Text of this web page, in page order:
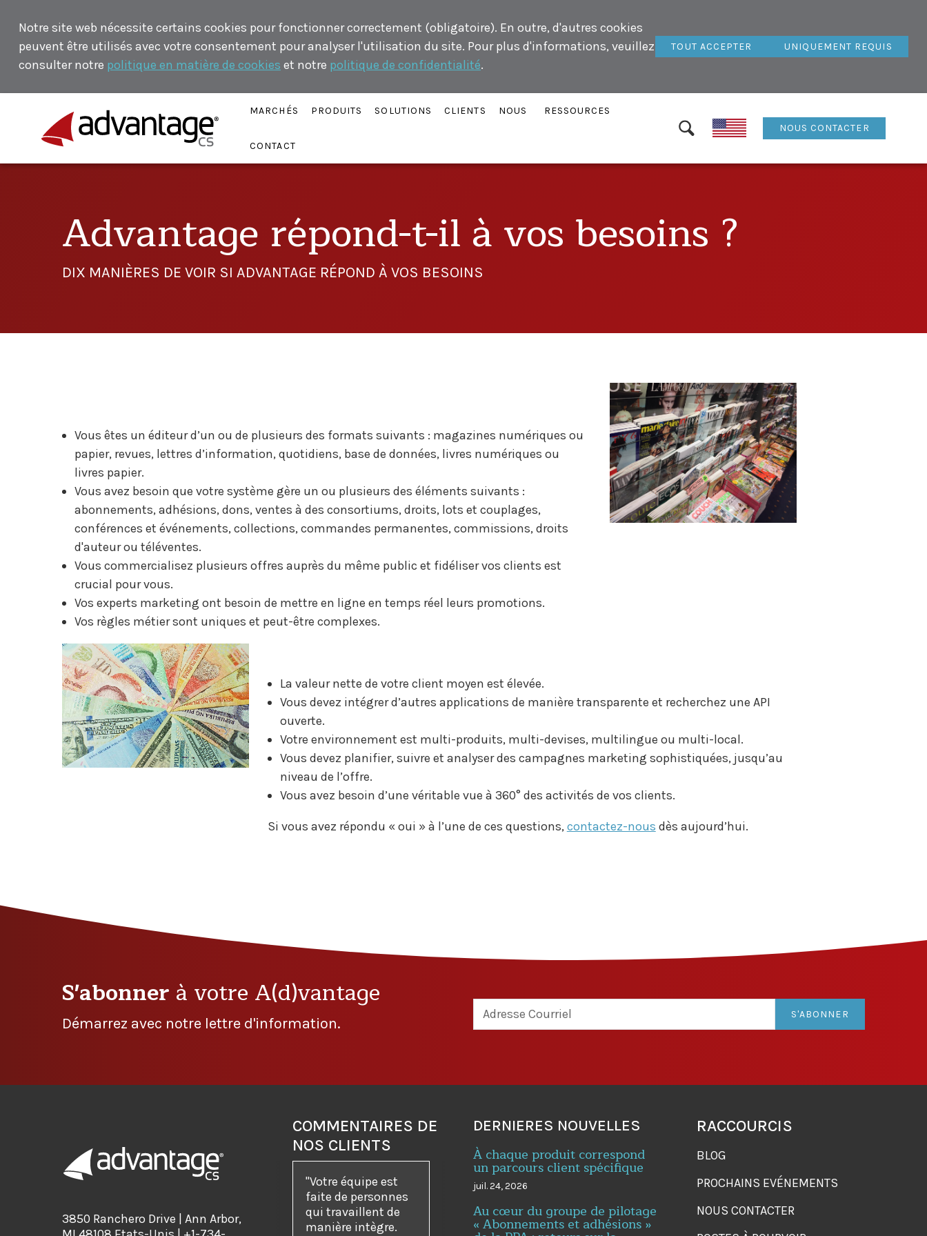
Notre site web nécessite certains cookies pour fonctionner correctement (obligatoire). En outre, d'autres cookies
peuvent être utilisés avec votre consentement pour analyser l'utilisation du site. Pour plus d'informations, veuillez
consulter notre politique en matière de cookies et notre politique de confidentialité.
TOUT ACCEPTER UNIQUEMENT REQUIS
MARCHÉS PRODUITS SOLUTIONS CLIENTS NOUS RESSOURCES
CONTACT
NOUS CONTACTER
Advantage répond-t-il à vos besoins ?
DIX MANIÈRES DE VOIR SI ADVANTAGE RÉPOND À VOS BESOINS
Vous êtes un éditeur d’un ou de plusieurs des formats suivants : magazines numériques ou
papier, revues, lettres d’information, quotidiens, base de données, livres numériques ou
livres papier.
Vous avez besoin que votre système gère un ou plusieurs des éléments suivants :
abonnements, adhésions, dons, ventes à des consortiums, droits, lots et couplages,
conférences et événements, collections, commandes permanentes, commissions, droits
d'auteur ou téléventes.
Vous commercialisez plusieurs offres auprès du même public et fidéliser vos clients est
crucial pour vous.
Vos experts marketing ont besoin de mettre en ligne en temps réel leurs promotions.
Vos règles métier sont uniques et peut-être complexes.
La valeur nette de votre client moyen est élevée.
Vous devez intégrer d’autres applications de manière transparente et recherchez une API
ouverte.
Votre environnement est multi-produits, multi-devises, multilingue ou multi-local.
Vous devez planifier, suivre et analyser des campagnes marketing sophistiquées, jusqu’au
niveau de l’offre.
Vous avez besoin d’une véritable vue à 360° des activités de vos clients.
Si vous avez répondu « oui » à l’une de ces questions,contactez-nous dès aujourd’hui.
S'abonner à votre A(d)vantage
Démarrez avec notre lettre d'information.
S'ABONNER
3850 Ranchero Drive | Ann Arbor,
COMMENTAIRES DE
NOS CLIENTS
"Votre équipe est
faite de personnes
qui travaillent de
manière intègre.
DERNIERES NOUVELLES
À chaque produit correspond
un parcours client spécifique
juil. 24, 2026
Au cœur du groupe de pilotage
« Abonnements et adhésions »
RACCOURCIS
BLOG
PROCHAINS EVÉNEMENTS
NOUS CONTACTER